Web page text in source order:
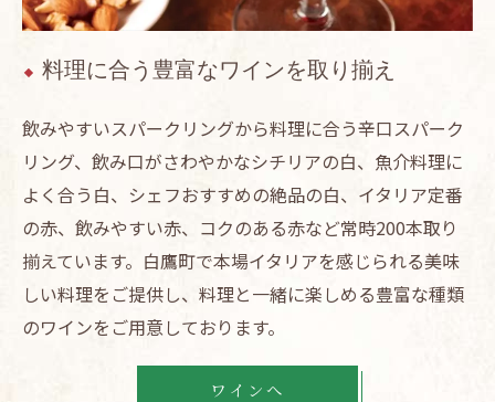
料理に合う豊富なワインを取り揃え
飲みやすいスパークリングから料理に合う辛口スパーク
リング、飲み口がさわやかなシチリアの白、魚介料理に
よく合う白、シェフおすすめの絶品の白、イタリア定番
の赤、飲みやすい赤、コクのある赤など常時200本取り
揃えています。白鷹町で本場イタリアを感じられる美味
しい料理をご提供し、料理と一緒に楽しめる豊富な種類
のワインをご用意しております。
ワインへ